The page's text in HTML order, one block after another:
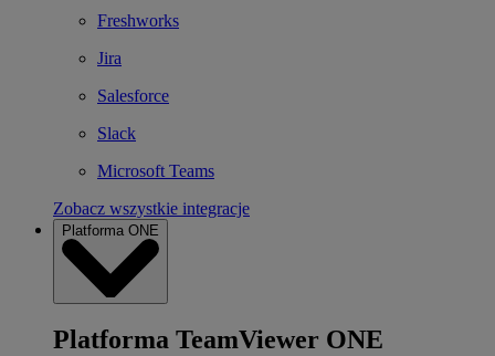
Freshworks
Jira
Salesforce
Slack
Microsoft Teams
Zobacz wszystkie integracje
Platforma ONE
Platforma TeamViewer ONE